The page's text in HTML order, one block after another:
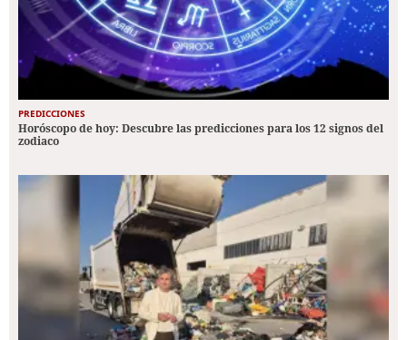
PREDICCIONES
Horóscopo de hoy: Descubre las predicciones para los 12 signos del
zodiaco